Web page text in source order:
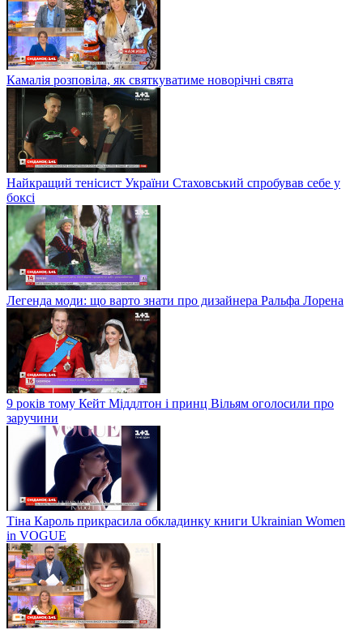
Камалія розповіла, як святкуватиме новорічні свята
Найкращий тенісист України Стаховський спробував себе у
боксі
Легенда моди: що варто знати про дизайнера Ральфа Лорена
9 років тому Кейт Міддлтон і принц Вільям оголосили про
заручини
Тіна Кароль прикрасила обкладинку книги Ukrainian Women
in VOGUE